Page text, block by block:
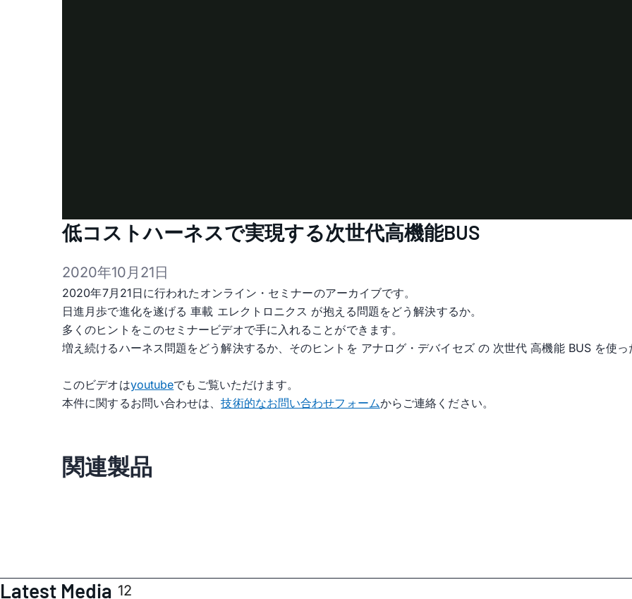
低コストハーネスで実現する次世代高機能BUS
2020年10月21日
2020年7月21日に行われたオンライン・セミナーのアーカイブです。
日進月歩で進化を遂げる 車載 エレクトロニクス が抱える問題をどう解決するか。
多くのヒントをこのセミナービデオで手に入れることができます。
増え続けるハーネス問題をどう解決するか、そのヒントを アナログ・デバイセズ の 次世代 高機能 BUS を使っ
このビデオはyoutubeでもご覧いただけます。
本件に関するお問い合わせは、技術的なお問い合わせフォームからご連絡ください。
関連製品
Latest Media 12